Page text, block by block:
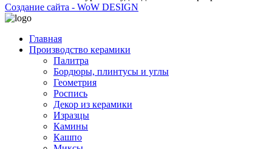
Создание сайта - WoW DESIGN
Главная
Производство керамики
Палитра
Бордюры, плинтусы и углы
Геометрия
Роспись
Декор из керамики
Изразцы
Камины
Кашпо